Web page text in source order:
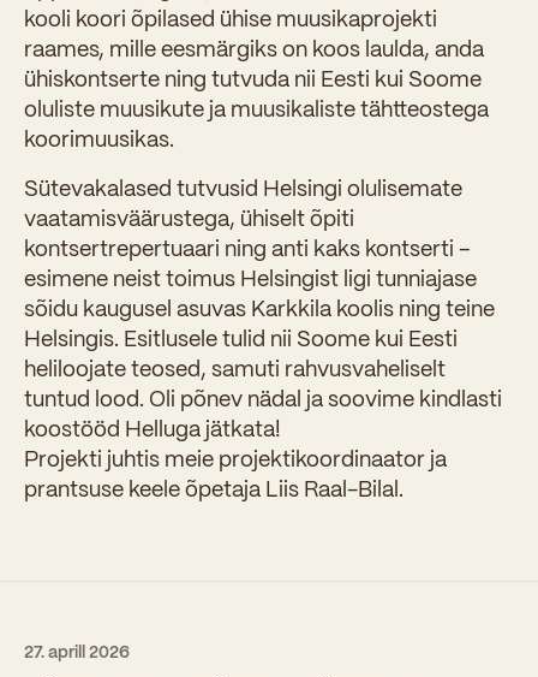
kooli koori õpilased ühise muusikaprojekti
raames, mille eesmärgiks on koos laulda, anda
ühiskontserte ning tutvuda nii Eesti kui Soome
oluliste muusikute ja muusikaliste tähtteostega
koorimuusikas.
Sütevakalased tutvusid Helsingi olulisemate
vaatamisväärustega, ühiselt õpiti
kontsertrepertuaari ning anti kaks kontserti –
esimene neist toimus Helsingist ligi tunniajase
sõidu kaugusel asuvas Karkkila koolis ning teine
Helsingis. Esitlusele tulid nii Soome kui Eesti
heliloojate teosed, samuti rahvusvaheliselt
tuntud lood. Oli põnev nädal ja soovime kindlasti
koostööd Helluga jätkata!
Projekti juhtis meie projektikoordinaator ja
prantsuse keele õpetaja Liis Raal-Bilal.
27. aprill 2026